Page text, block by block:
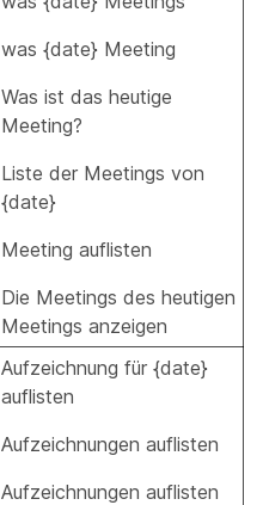
was {date} Meeting
Was ist das heutige
Meeting?
Liste der Meetings von
{date}
Meeting auflisten
Die Meetings des heutigen
Meetings anzeigen
Aufzeichnung für {date}
auflisten
Aufzeichnungen auflisten
Aufzeichnungen auflisten